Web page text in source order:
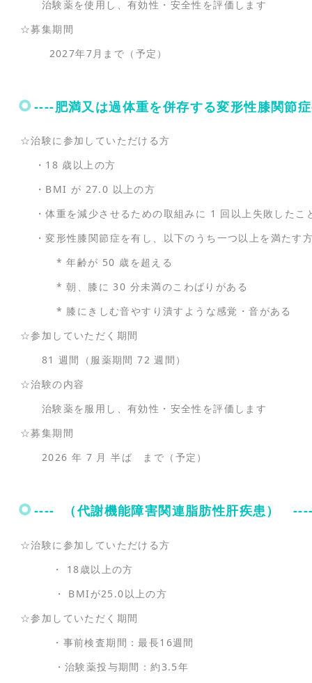
治験薬を使用し、有効性・安全性を評価します
☆募集期間
2027年7月まで（予定）
----肥満又は過体重を併存する変形性膝関節
☆治験に参加していただける方
・18 歳以上の方
・BMI が 27.0 以上の方
・体重を減少させるための取組みに 1 回以上失敗したこ
・変形性膝関節症を有し、以下のうち一つ以上を満たす
* 年齢が 50 歳を超える
* 朝、膝に 30 分未満のこわばりがある
* 膝にきしむ音やすり潰すような感覚・音がある
☆参加していただく期間
81 週間（服薬期間 72 週間）
☆治験の内容
治験薬を服用し、有効性・安全性を評価します
☆募集期間
2026 年 7 月 半ば まで（予定）
---- （代謝機能障害関連脂肪性肝疾患）
☆治験に参加していただける方
・ 18歳以上の方
・ BMIが25.0以上の方
☆参加していただく期間
・事前検査期間：最長16週間
・治験薬投与期間：約3.5年